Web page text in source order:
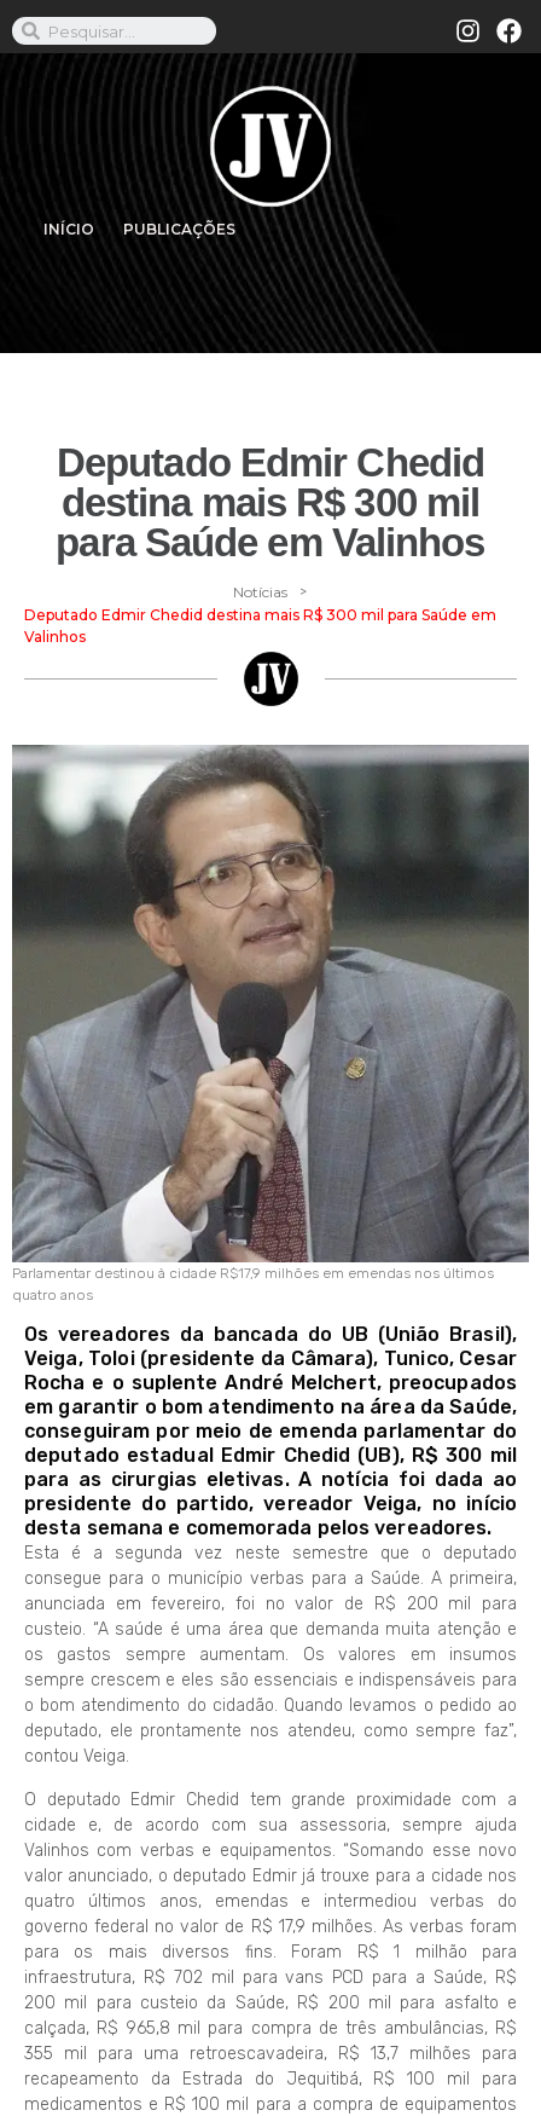
INÍCIO PUBLICAÇÕES
Deputado Edmir Chedid
destina mais R$ 300 mil
para Saúde em Valinhos
Notícias >
Deputado Edmir Chedid destina mais R$ 300 mil para Saúde em
Valinhos
Parlamentar destinou à cidade R$17,9 milhões em emendas nos últimos
quatro anos
Os vereadores da bancada do UB (União Brasil),
Veiga, Toloi (presidente da Câmara), Tunico, Cesar
Rocha e o suplente André Melchert, preocupados
em garantir o bom atendimento na área da Saúde,
conseguiram por meio de emenda parlamentar do
deputado estadual Edmir Chedid (UB), R$ 300 mil
para as cirurgias eletivas. A notícia foi dada ao
presidente do partido, vereador Veiga, no início
desta semana e comemorada pelos vereadores.
Esta é a segunda vez neste semestre que o deputado
consegue para o município verbas para a Saúde. A primeira,
anunciada em fevereiro, foi no valor de R$ 200 mil para
custeio. “A saúde é uma área que demanda muita atenção e
os gastos sempre aumentam. Os valores em insumos
sempre crescem e eles são essenciais e indispensáveis para
o bom atendimento do cidadão. Quando levamos o pedido ao
deputado, ele prontamente nos atendeu, como sempre faz”,
contou Veiga.
O deputado Edmir Chedid tem grande proximidade com a
cidade e, de acordo com sua assessoria, sempre ajuda
Valinhos com verbas e equipamentos. “Somando esse novo
valor anunciado, o deputado Edmir já trouxe para a cidade nos
quatro últimos anos, emendas e intermediou verbas do
governo federal no valor de R$ 17,9 milhões. As verbas foram
para os mais diversos fins. Foram R$ 1 milhão para
infraestrutura, R$ 702 mil para vans PCD para a Saúde, R$
200 mil para custeio da Saúde, R$ 200 mil para asfalto e
calçada, R$ 965,8 mil para compra de três ambulâncias, R$
355 mil para uma retroescavadeira, R$ 13,7 milhões para
recapeamento da Estrada do Jequitibá, R$ 100 mil para
medicamentos e R$ 100 mil para a compra de equipamentos